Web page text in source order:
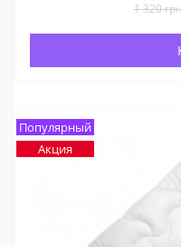
1 320
Популярный
Акция